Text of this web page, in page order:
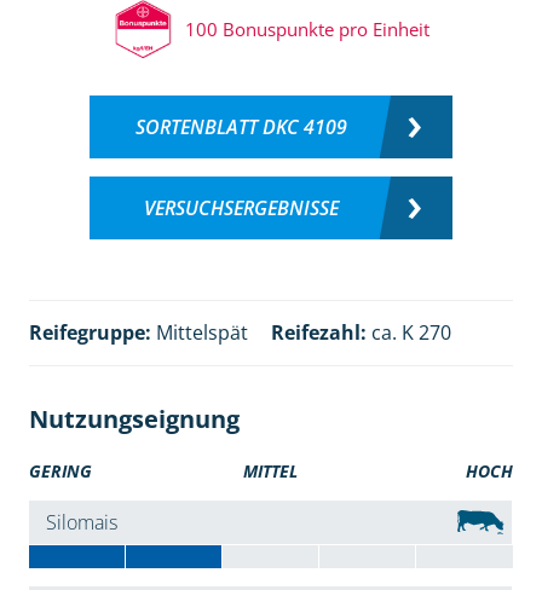
100 Bonuspunkte pro Einheit
SORTENBLATT DKC 4109
VERSUCHSERGEBNISSE
Reifegruppe: Mittelspät Reifezahl: ca. K 270
Nutzungseignung
GERING MITTEL HOCH
Silomais